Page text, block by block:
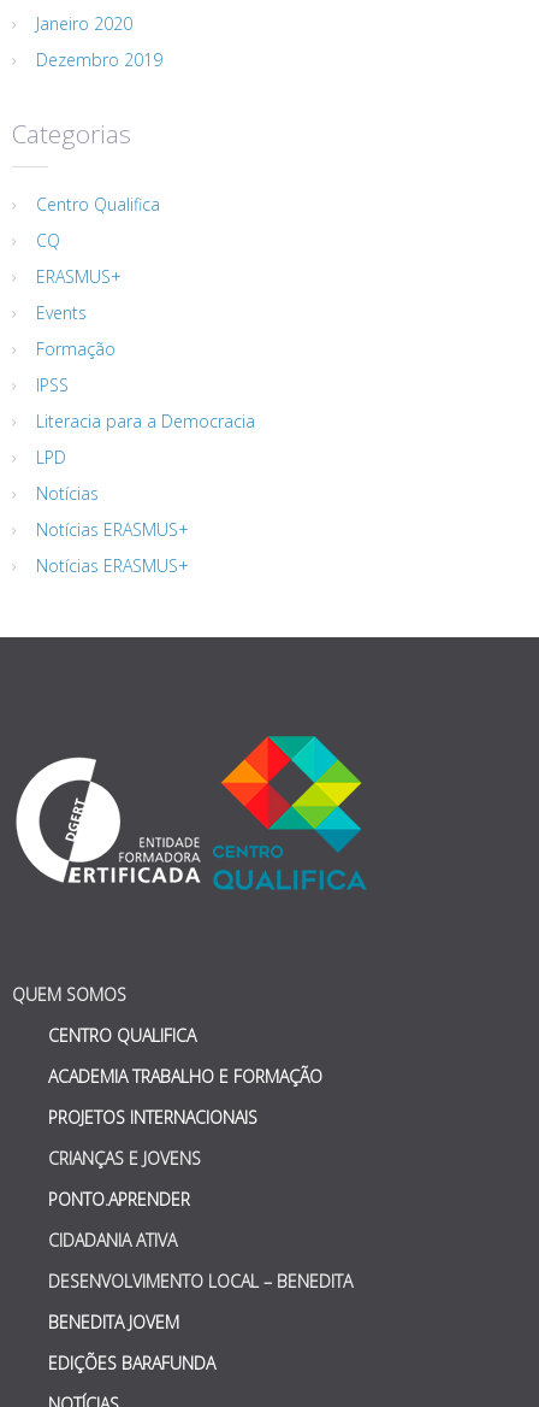
Janeiro 2020
Dezembro 2019
Categorias
Centro Qualifica
CQ
ERASMUS+
Events
Formação
IPSS
Literacia para a Democracia
LPD
Notícias
Notícias ERASMUS+
Notícias ERASMUS+
QUEM SOMOS
CENTRO QUALIFICA
ACADEMIA TRABALHO E FORMAÇÃO
PROJETOS INTERNACIONAIS
CRIANÇAS E JOVENS
PONTO.APRENDER
CIDADANIA ATIVA
DESENVOLVIMENTO LOCAL – BENEDITA
BENEDITA JOVEM
EDIÇÕES BARAFUNDA